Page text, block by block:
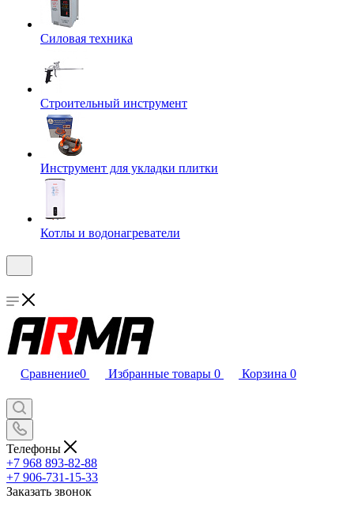
Силовая техника
Строительный инструмент
Инструмент для укладки плитки
Котлы и водонагреватели
Сравнение0 Избранные товары 0 Корзина 0
Телефоны
+7 968 893-82-88
+7 906-731-15-33
Заказать звонок